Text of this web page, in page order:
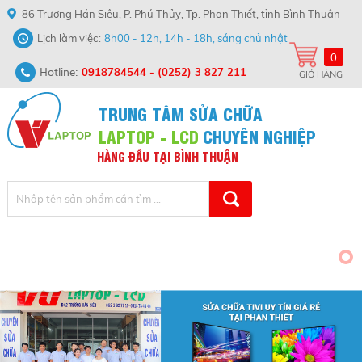
86 Trương Hán Siêu, P. Phú Thủy, Tp. Phan Thiết, tỉnh Bình Thuận
Lịch làm việc 8h00 - 12h, 14h - 18h, sáng chủ nhật
Hotline: 0918784544- (0252) 3 827 211
TRUNG TÂM SỬA CHỮA
LAPTOP - LCD CHUYÊN NGHIỆP
HÀNG ĐẦU TẠI BÌNHTHUẬN
0
GIỎ HÀNG